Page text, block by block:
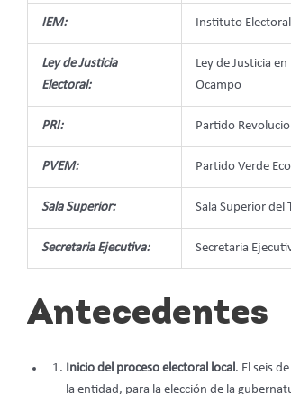
IEM: Instituto
Ley de Justicia
Electoral:
Ley de Justicia
Ocampo
PRI: Partido
PVEM: Partido Verde
Sala Superior: Sala Superior del
Secretaria Ejecutiva: Secretaria
Antecedentes
Inicio del proceso electoral local. El seis
la entidad, para la elección de la